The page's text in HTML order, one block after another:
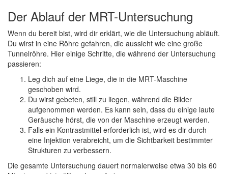
Der Ablauf der MRT-Untersuchung
Wenn du bereit bist, wird dir erklärt, wie die Untersuchung abläuft.
Du wirst in eine Röhre gefahren, die aussieht wie eine große
Tunnelröhre. Hier einige Schritte, die während der Untersuchung
passieren:
Leg dich auf eine Liege, die in die MRT-Maschine
geschoben wird.
Du wirst gebeten, still zu liegen, während die Bilder
aufgenommen werden. Es kann sein, dass du einige laute
Geräusche hörst, die von der Maschine erzeugt werden.
Falls ein Kontrastmittel erforderlich ist, wird es dir durch
eine Injektion verabreicht, um die Sichtbarkeit bestimmter
Strukturen zu verbessern.
Die gesamte Untersuchung dauert normalerweise etwa 30 bis 60